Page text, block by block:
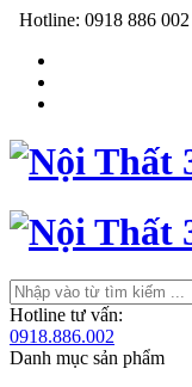
Hotline: 0918 886 002
Hotline tư vấn:
0918.886.002
Danh mục sản phẩm